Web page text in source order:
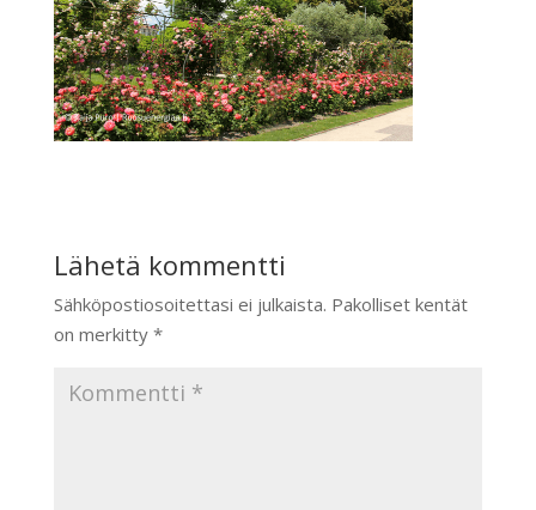
Lähetä kommentti
Sähköpostiosoitettasi ei julkaista. Pakolliset kentät
on merkitty *